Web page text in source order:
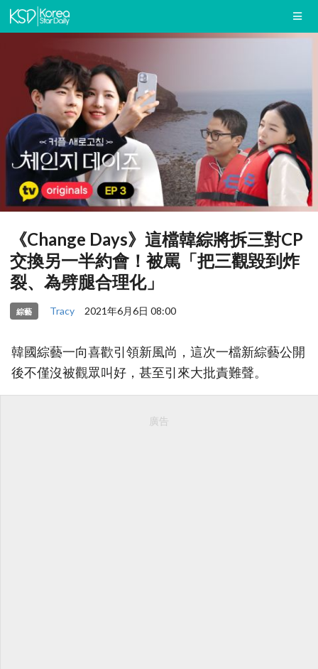
《Change Days》這檔韓綜將拆三對CP
交換另一半約會！被罵「把三觀毀到炸
裂、為劈腿合理化」
綜藝 Tracy 2021年6月6日 08:00
韓國綜藝一向喜歡引領新風尚，這次一檔新綜藝公開
後不僅沒被觀眾叫好，甚至引來大批責難聲。
廣告